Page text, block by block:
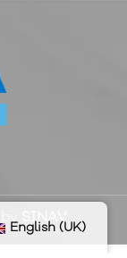
SINAV
English (UK)